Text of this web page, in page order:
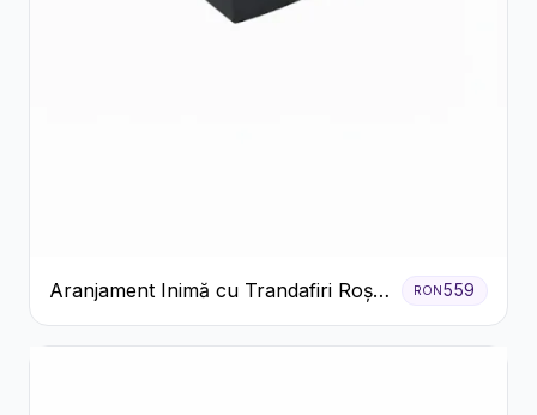
Aranjament Inimă cu Trandafiri Roșii
și Ciocolată Ferrero Rocher
RON559